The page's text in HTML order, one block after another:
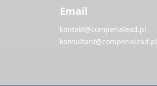
Email
kontakt@comperialead.pl
konsultant@comperialead.pl